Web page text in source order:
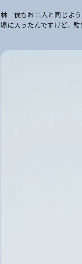
林「僕もお二人と同じよ
場に入ったんですけど、